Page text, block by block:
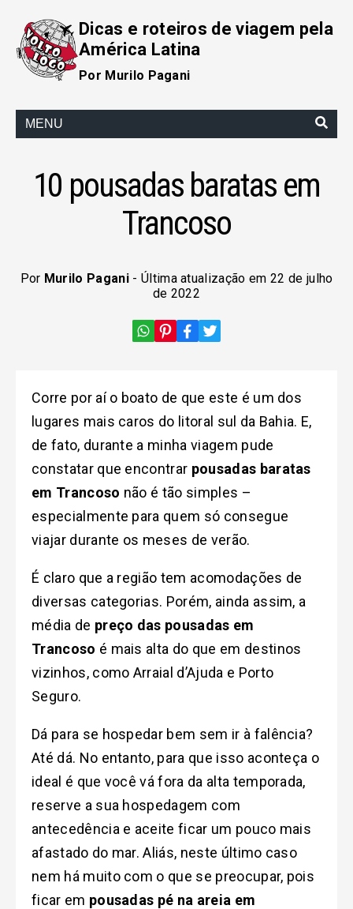
Dicas e roteiros de viagem pela
América Latina
Por Murilo Pagani
MENU
10 pousadas baratas em
Trancoso
Por Murilo Pagani- Última atualização em 22 de julho
de 2022
Corre por aí o boato de que este é um dos
lugares mais caros do litoral sul da Bahia. E,
de fato, durante a minha viagem pude
constatar que encontrar pousadas baratas
em Trancoso não é tão simples –
especialmente para quem só consegue
viajar durante os meses de verão.
É claro que a região tem acomodações de
diversas categorias. Porém, ainda assim, a
média de preço das pousadas em
Trancoso é mais alta do que em destinos
vizinhos, como Arraial d’Ajuda e Porto
Seguro.
Dá para se hospedar bem sem ir à falência?
Até dá. No entanto, para que isso aconteça o
ideal é que você vá fora da alta temporada,
reserve a sua hospedagem com
antecedência e aceite ficar um pouco mais
afastado do mar. Aliás, neste último caso
nem há muito com o que se preocupar, pois
ficar em pousadas pé na areia em